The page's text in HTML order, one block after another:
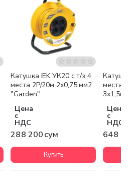
Катушка IEK УК20 с т/з 4
места 2Р/20м 2х0,75 мм2
"Garden"
Цена
с
НДС
288 200 сум
Купить
места
Цена
с
НДС
648